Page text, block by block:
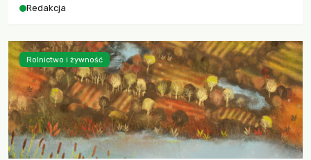
Redakcja
Rolnictwo i żywność